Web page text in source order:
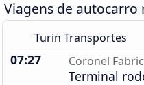
Viagens de autocarro
Turin Transportes
07:27 Coronel
Terminal